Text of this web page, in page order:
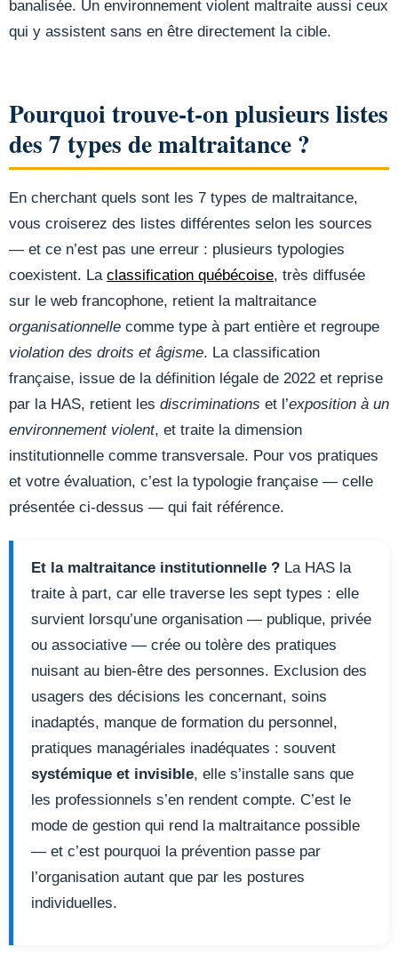
banalisée. Un environnement violent maltraite aussi ceux
qui y assistent sans en être directement la cible.
Pourquoi trouve-t-on plusieurs listes
des 7 types de maltraitance ?
En cherchant quels sont les 7 types de maltraitance,
vous croiserez des listes différentes selon les sources
— et ce n’est pas une erreur : plusieurs typologies
coexistent. La classification québécoise, très diffusée
sur le web francophone, retient la maltraitance
organisationnelle comme type à part entière et regroupe
violation des droits et âgisme. La classification
française, issue de la définition légale de 2022 et reprise
par la HAS, retient les discriminations et l’exposition à un
environnement violent, et traite la dimension
institutionnelle comme transversale. Pour vos pratiques
et votre évaluation, c’est la typologie française — celle
présentée ci-dessus — qui fait référence.
Et la maltraitance institutionnelle ? La HAS la
traite à part, car elle traverse les sept types : elle
survient lorsqu’une organisation — publique, privée
ou associative — crée ou tolère des pratiques
nuisant au bien-être des personnes. Exclusion des
usagers des décisions les concernant, soins
inadaptés, manque de formation du personnel,
pratiques managériales inadéquates : souvent
systémique et invisible, elle s’installe sans que
les professionnels s’en rendent compte. C’est le
mode de gestion qui rend la maltraitance possible
— et c’est pourquoi la prévention passe par
l’organisation autant que par les postures
individuelles.